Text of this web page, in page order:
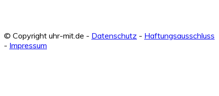
© Copyright uhr-mit.de - Datenschutz - Haftungsausschluss
- Impressum